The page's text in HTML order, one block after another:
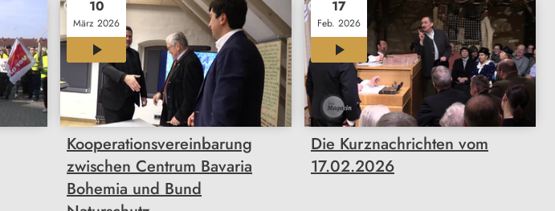
10
März 2026
00:34
Kooperationsvereinbarung
zwischen Centrum Bavaria
Bohemia und Bund
17
Feb. 2026
02:50
Die Kurznachrichten vom
17.02.2026